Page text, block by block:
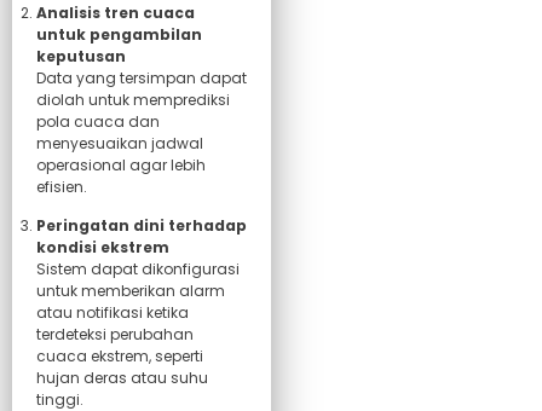
Analisis tren cuaca
untuk pengambilan
keputusan
Data yang tersimpan dapat
diolah untuk memprediksi
pola cuaca dan
menyesuaikan jadwal
operasional agar lebih
efisien.
Peringatan dini terhadap
kondisi ekstrem
Sistem dapat dikonfigurasi
untuk memberikan alarm
atau notifikasi ketika
terdeteksi perubahan
cuaca ekstrem, seperti
hujan deras atau suhu
tinggi.